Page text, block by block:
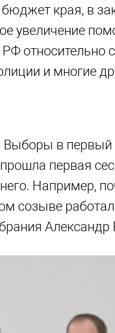
края, в
увеличение
относительно
и многие
Выборы в
первая
Например,
созыве